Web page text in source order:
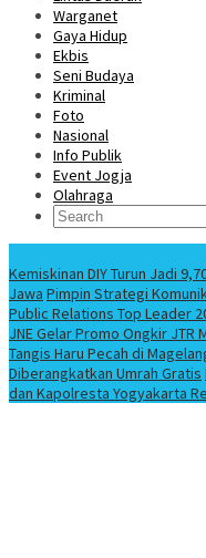
Warganet
Gaya Hidup
Ekbis
Seni Budaya
Kriminal
Foto
Nasional
Info Publik
Event Jogja
Olahraga
Kemiskinan DIY Turun Jadi
Jawa Pimpin Strategi
Public Relations Top Leader
JNE Gelar Promo Ongkir JTR
Tangis Haru Pecah di
Diberangkatkan Umrah Gratis
dan Kapolresta Yogyakarta